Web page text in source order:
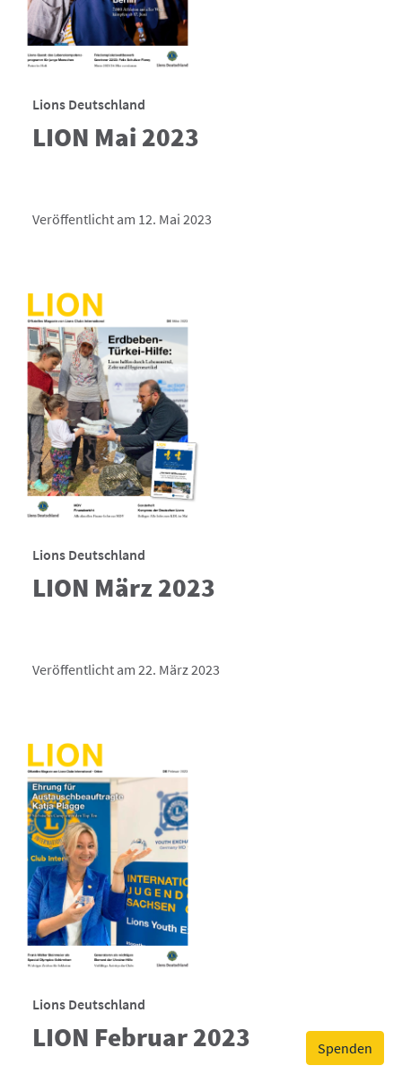
Spenden
Lions Deutschland
LION Mai 2023
Veröffentlicht am 12. Mai 2023
Lions Deutschland
LION März 2023
Veröffentlicht am 22. März 2023
Lions Deutschland
LION Februar 2023